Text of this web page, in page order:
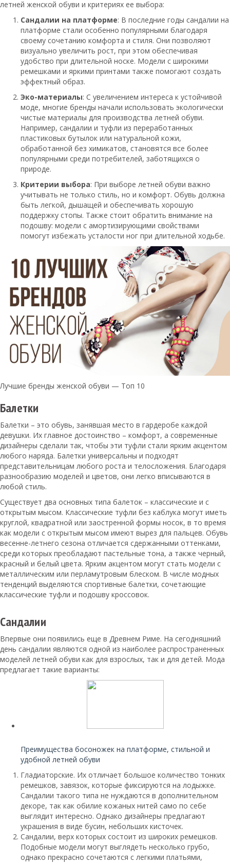
летней женской обуви и критериях ее выбора:
Сандалии на платформе: В последние годы сандалии на
платформе стали особенно популярными благодаря
своему сочетанию комфорта и стиля. Они позволяют
визуально увеличить рост, при этом обеспечивая
удобство при длительной носке. Модели с широкими
ремешками и яркими принтами также помогают создать
эффектный образ.
Эко-материалы: С увеличением интереса к устойчивой
моде, многие бренды начали использовать экологически
чистые материалы для производства летней обуви.
Например, сандалии и туфли из переработанных
пластиковых бутылок или натуральной кожи,
обработанной без химикатов, становятся все более
популярными среди потребителей, заботящихся о
природе.
Критерии выбора: При выборе летней обуви важно
учитывать не только стиль, но и комфорт. Обувь должна
быть легкой, дышащей и обеспечивать хорошую
поддержку стопы. Также стоит обратить внимание на
подошву: модели с амортизирующими свойствами
помогут избежать усталости ног при длительной ходьбе.
Лучшие бренды женской обуви — Топ 10
Балетки
Балетки – это обувь, занявшая место в гардеробе каждой
девушки. Их главное достоинство – комфорт, а современные
дизайнеры сделали так, чтобы эти туфли стали ярким акцентом
любого наряда. Балетки универсальны и подходят
представительницам любого роста и телосложения. Благодаря
разнообразию моделей и цветов, они легко вписываются в
любой стиль.
Существует два основных типа балеток – классические и с
открытым мысом. Классические туфли без каблука могут иметь
круглой, квадратной или заостренной формы носок, в то время
как модели с открытым мысом имеют вырез для пальцев. Обувь
весенне-летнего сезона отличается сдержанными оттенками,
среди которых преобладают пастельные тона, а также черный,
красный и белый цвета. Ярким акцентом могут стать модели с
металлическим или перламутровым блеском. В числе модных
тенденций выделяются спортивные балетки, сочетающие
классические туфли и подошву кроссовок.
Сандалии
Впервые они появились еще в Древнем Риме. На сегодняшний
день сандалии являются одной из наиболее распространенных
моделей летней обуви как для взрослых, так и для детей. Мода
предлагает такие варианты:
Преимущества босоножек на платформе, стильной и
удобной летней обуви
Гладиаторские. Их отличает большое количество тонких
ремешков, завязок, которые фиксируются на лодыжке.
Сандалии такого типа не нуждаются в дополнительном
декоре, так как обилие кожаных нитей само по себе
выглядит интересно. Однако дизайнеры предлагают
украшения в виде бусин, небольших кисточек.
Сандалии, верх которых состоит из широких ремешков.
Подобные модели могут выглядеть несколько грубо,
однако прекрасно сочетаются с легкими платьями,